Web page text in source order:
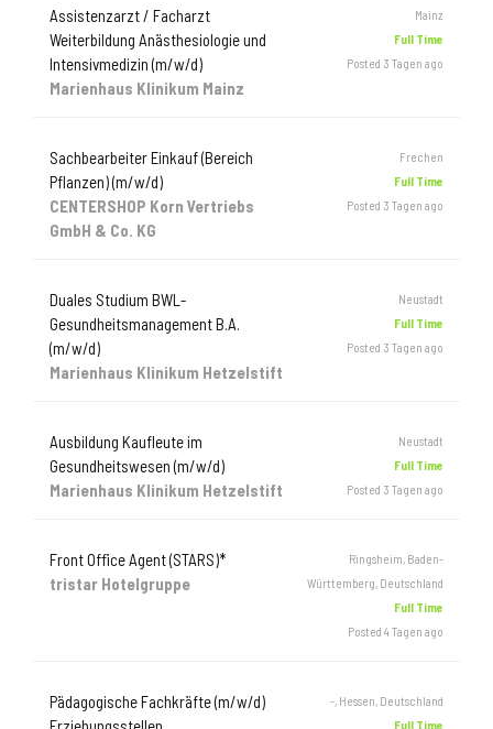
Assistenzarzt / Facharzt
Weiterbildung Anästhesiologie und
Intensivmedizin (m/w/d)
Marienhaus Klinikum Mainz
Mainz
Full Time
Posted 3 Tagen ago
Sachbearbeiter Einkauf (Bereich
Pflanzen) (m/w/d)
CENTERSHOP Korn Vertriebs
GmbH & Co. KG
Frechen
Full Time
Posted 3 Tagen ago
Duales Studium BWL-
Gesundheitsmanagement B.A.
(m/w/d)
Marienhaus Klinikum Hetzelstift
Neustadt
Full Time
Posted 3 Tagen ago
Ausbildung Kaufleute im
Gesundheitswesen (m/w/d)
Marienhaus Klinikum Hetzelstift
Neustadt
Full Time
Posted 3 Tagen ago
Front Office Agent (STARS)*
tristar Hotelgruppe
Ringsheim, Baden-
Württemberg, Deutschland
Full Time
Posted 4 Tagen ago
Pädagogische Fachkräfte (m/w/d)
-, Hessen, Deutschland
Full Time